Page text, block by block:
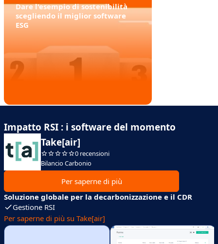
Dare l'esempio di sostenibilità
scegliendo il miglior software
ESG
Impatto RSI : i software del momento
Take[air]
0 recensioni
Bilancio Carbonio
Per saperne di più
Soluzione globale per la decarbonizzazione e il CDR
Gestione RSI
Per saperne di più su Take[air]